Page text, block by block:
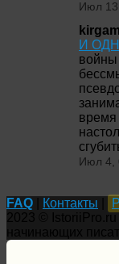
Июл
kirgam
И
войны
время
Июл 4,
FAQ Контакты